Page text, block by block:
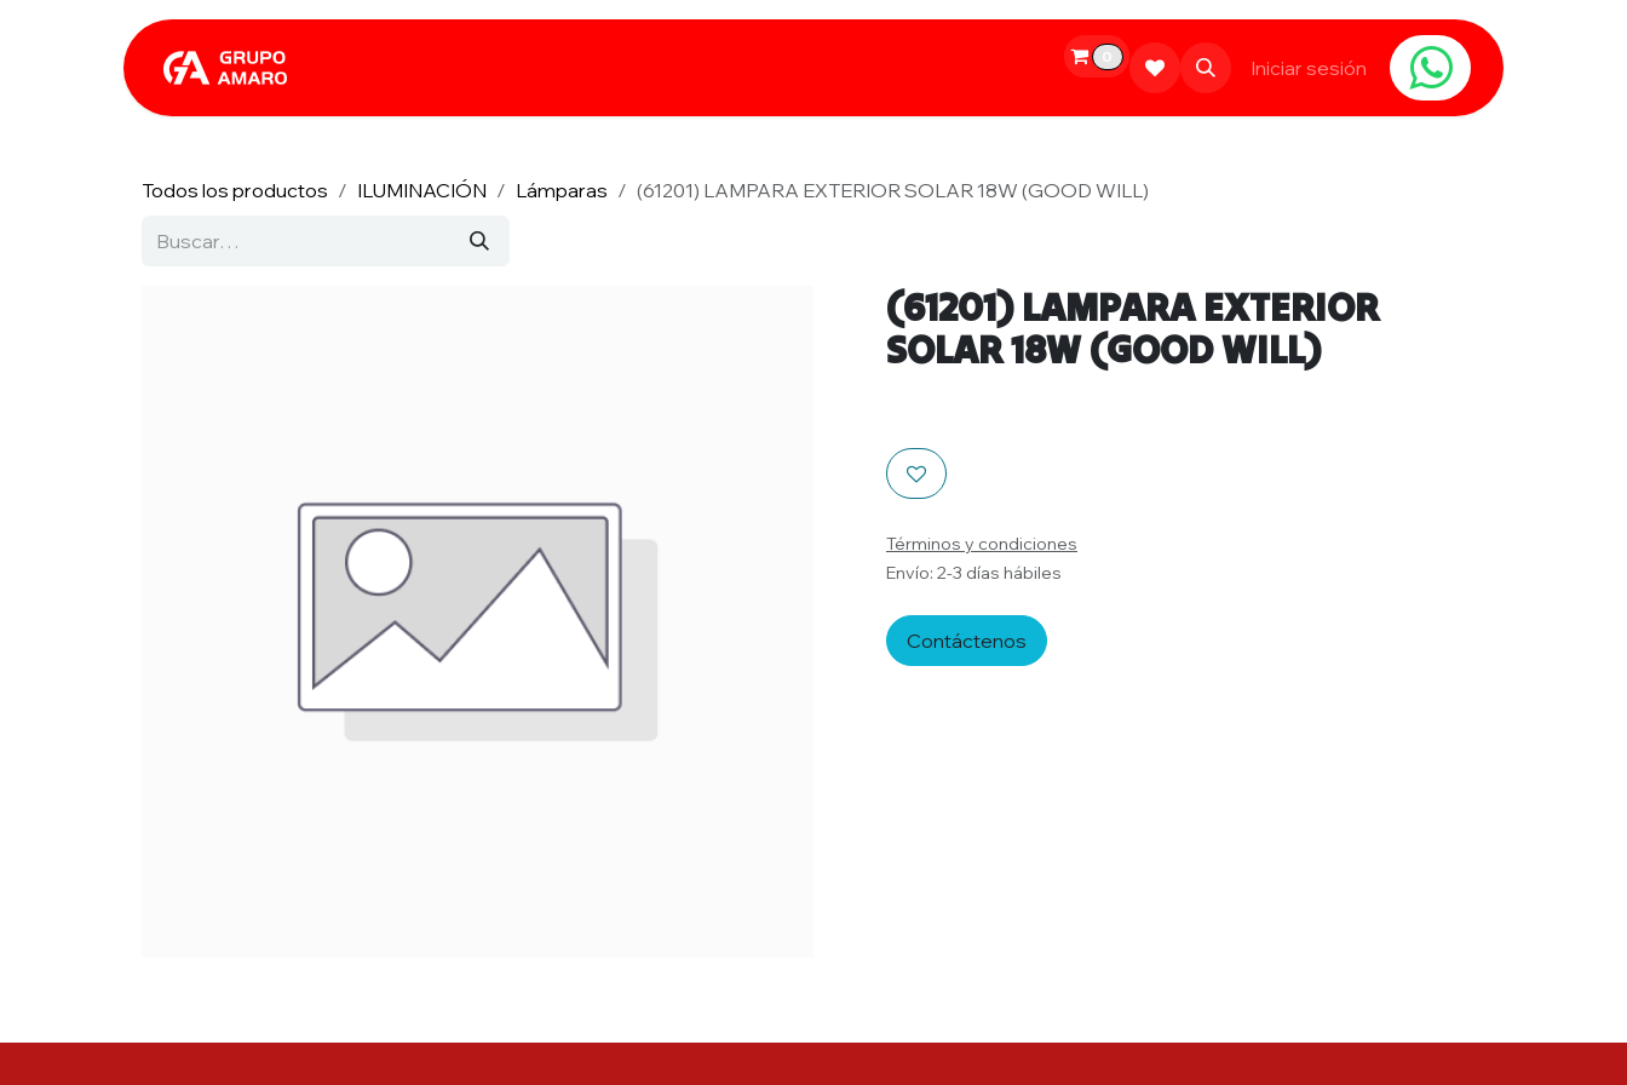
Limpieza Populares Contáctanos
0 Iniciar sesión
Todos los productos ILUMINACIÓN Lámparas (61201) LAMPARA EXTERIOR SOLAR 18W (GOOD WILL)
(61201) LAMPARA EXTERIOR
SOLAR 18W (GOOD WILL)
Términos y condiciones
Envío: 2-3 días hábiles
Contáctenos